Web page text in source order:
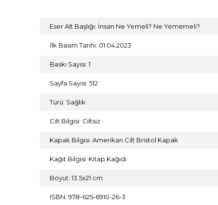
Eser Alt Başlığı: İnsan Ne Yemeli? Ne Yememeli?
İlk Basım Tarihi: 01.04.2023
Baskı Sayısı: 1
Sayfa Sayısı: 512
Türü: Sağlık
Cilt Bilgisi: Ciltsiz
Kapak Bilgisi: Amerikan Cilt Bristol Kapak
Kağıt Bilgisi: Kitap Kağıdı
Boyut: 13.5x21 cm
ISBN: 978-625-6910-26-3